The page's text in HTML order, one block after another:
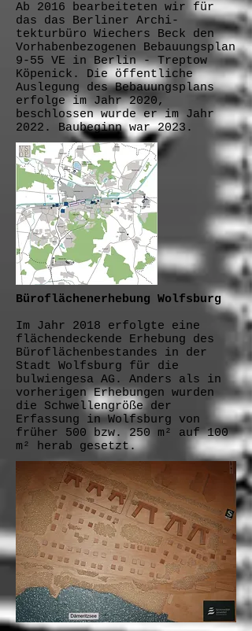
Ab 2016 bearbeiteten wir für
das das Berliner Archi-
tekturbüro Wiechers Beck den
Vorhabenbezogenen Bebauungsplan
9-55 VE in Berlin - Treptow
Köpenick. Die öffentliche
Auslegung des Bebauungsplans
erfolge im Jahr 2020,
beschlossen wurde er im Jahr
2022. Baubeginn war 2023.
Büroflächenerhebung Wolfsburg
Im Jahr 2018 erfolgte eine
flächendeckende Erhebung des
Büroflächenbestandes in der
Stadt Wolfsburg für die
bulwiengesa AG. Anders als in
vorherigen Erhebungen wurden
die Schwellengröße der
Erfassung in Wolfsburg von
früher 500 bzw. 250 m² auf 100
m² herab gesetzt.